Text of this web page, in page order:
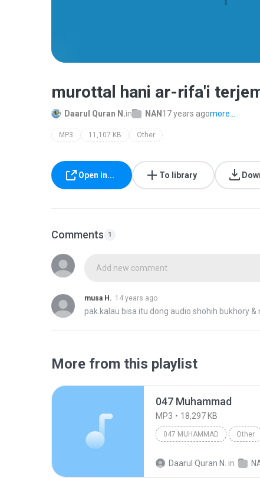
murottal hani ar-rifa'i
Daarul Quran N.in NAN 17 years agomore...
MP3 11,107 KB Other
Open in... To library
Comments 1
Add new comment
musa H. 14 years ago
pak.kalau bisa itu dong audio shohih bukhory
More from this playlist
047 Muhammad
MP3 18,297 KB
047 MUHAMMAD Other
Daarul Quran N. in